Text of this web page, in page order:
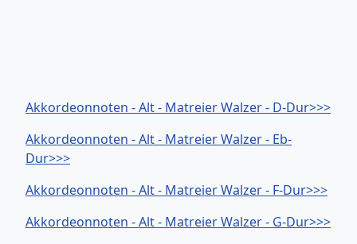
Akkordeonnoten - Alt - Matreier Walzer - D-Dur>>>
Akkordeonnoten - Alt - Matreier Walzer - Eb-
Dur>>>
Akkordeonnoten - Alt - Matreier Walzer - F-Dur>>>
Akkordeonnoten - Alt - Matreier Walzer - G-Dur>>>